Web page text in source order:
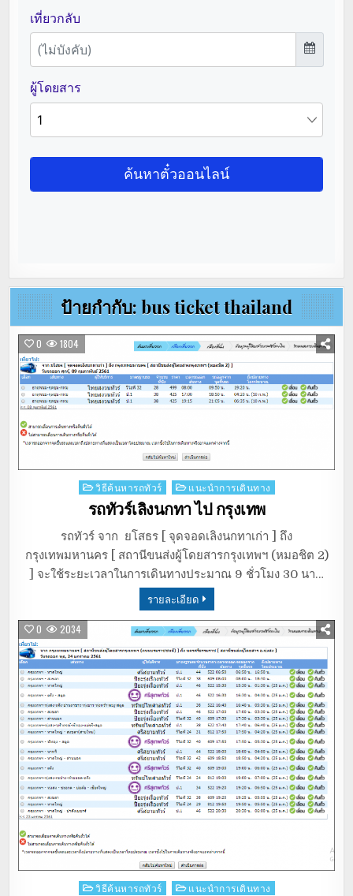
ป้ายกำกับ: bus ticket thailand
0 1804
Posted
in
วิธีค้นหารถทัวร์ แนะนำการเดินทาง
รถทัวร์เลิงนกทา ไป กรุงเทพ
รถทัวร์ จาก ยโสธร [ จุดจอดเลิงนกทาเก่า ] ถึง
กรุงเทพมหานคร [ สถานีขนส่งผู้โดยสารกรุงเทพฯ (หมอชิต 2)
] จะใช้ระยะเวลาในการเดินทางประมาณ 9 ชั่วโมง 30 นา…
รายละเอียด
0 2034
Posted
วิธีค้นหารถทัวร์ แนะนำการเดินทาง